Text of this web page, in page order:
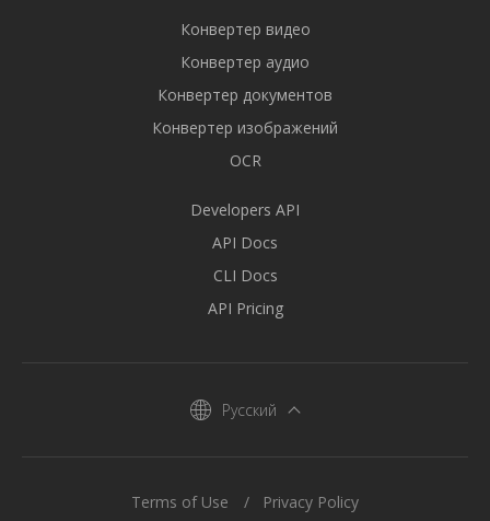
Конвертер видео
Конвертер аудио
Конвертер документов
Конвертер изображений
OCR
Developers API
API Docs
CLI Docs
API Pricing
Русский
Terms of Use Privacy Policy